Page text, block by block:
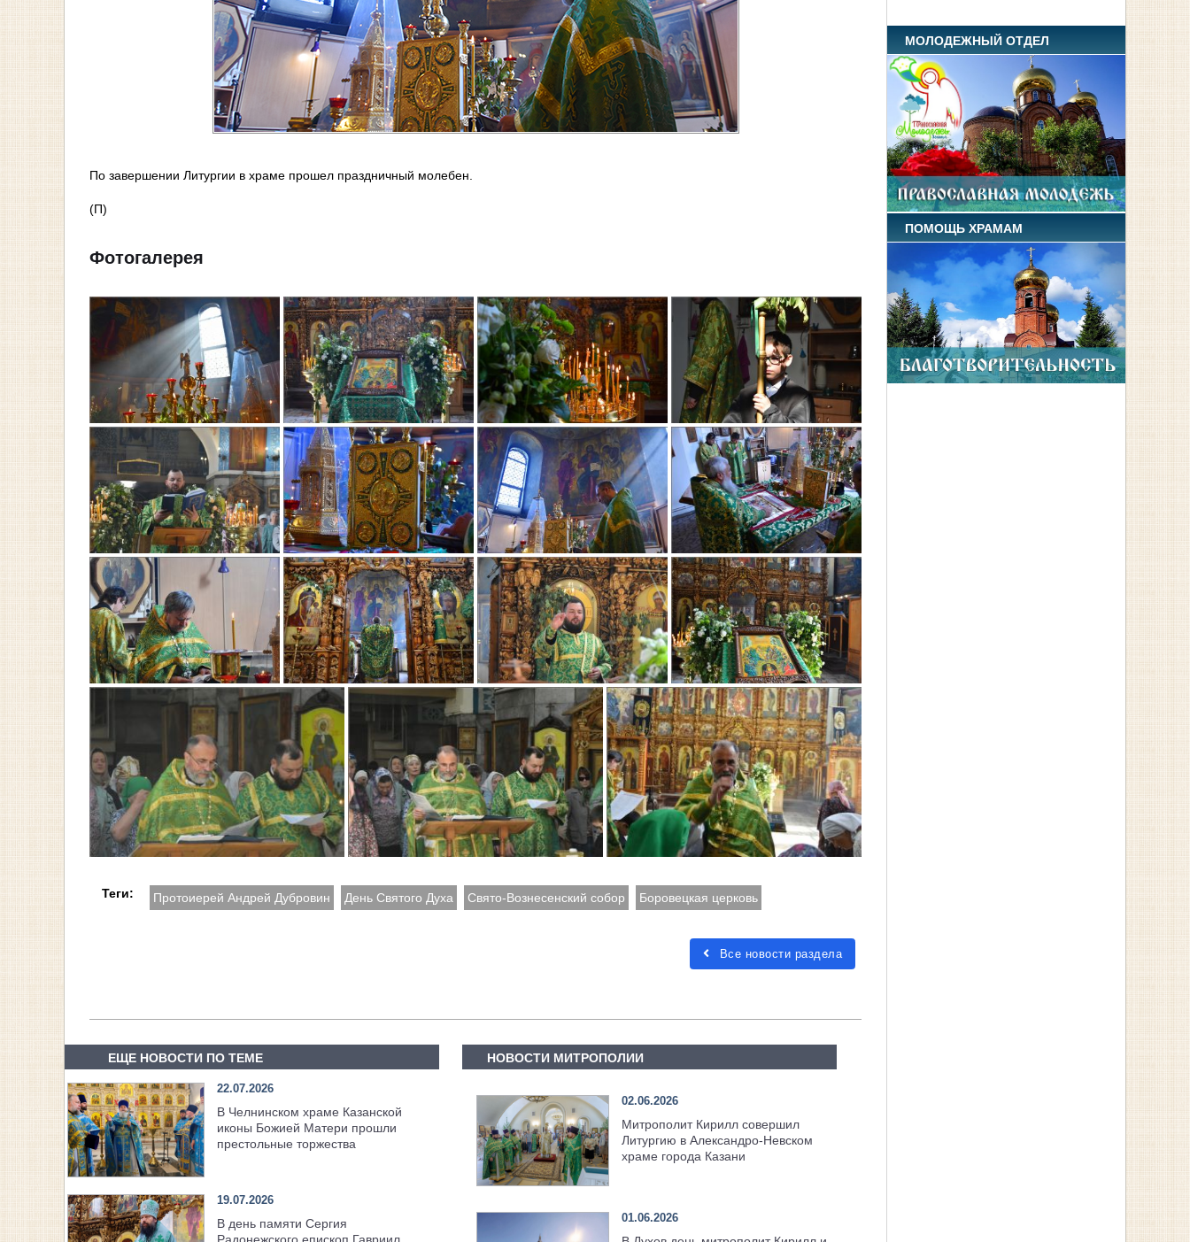
По завершении Литургии в храме прошел праздничный молебен.
(П)
Фотогалерея
Теги: Протоиерей Андрей Дубровин День Святого Духа Свято-Вознесенский собор Боровецкая церковь
Все новости раздела
ЕЩЕ НОВОСТИ ПО ТЕМЕ
22.07.2026
В Челнинском храме Казанской
иконы Божией Матери прошли
престольные торжества
19.07.2026
В день памяти Сергия
НОВОСТИ МИТРОПОЛИИ
02.06.2026
Митрополит Кирилл совершил
Литургию в Александро-Невском
храме города Казани
01.06.2026
МОЛОДЕЖНЫЙ ОТДЕЛ
ПОМОЩЬ ХРАМАМ